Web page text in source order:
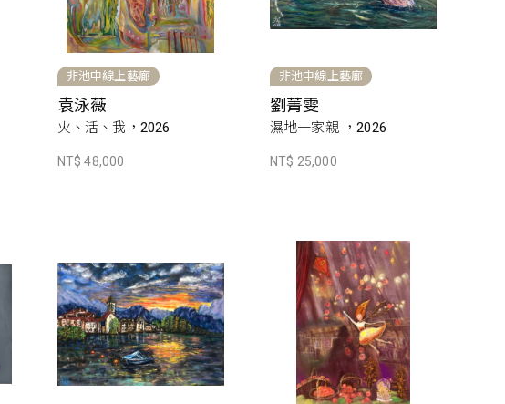
非池中線上藝廊
袁泳薇
火、活、我，2026
NT$ 48,000
非池中線上藝廊
劉菁雯
濕地一家親 ，2026
NT$ 25,000